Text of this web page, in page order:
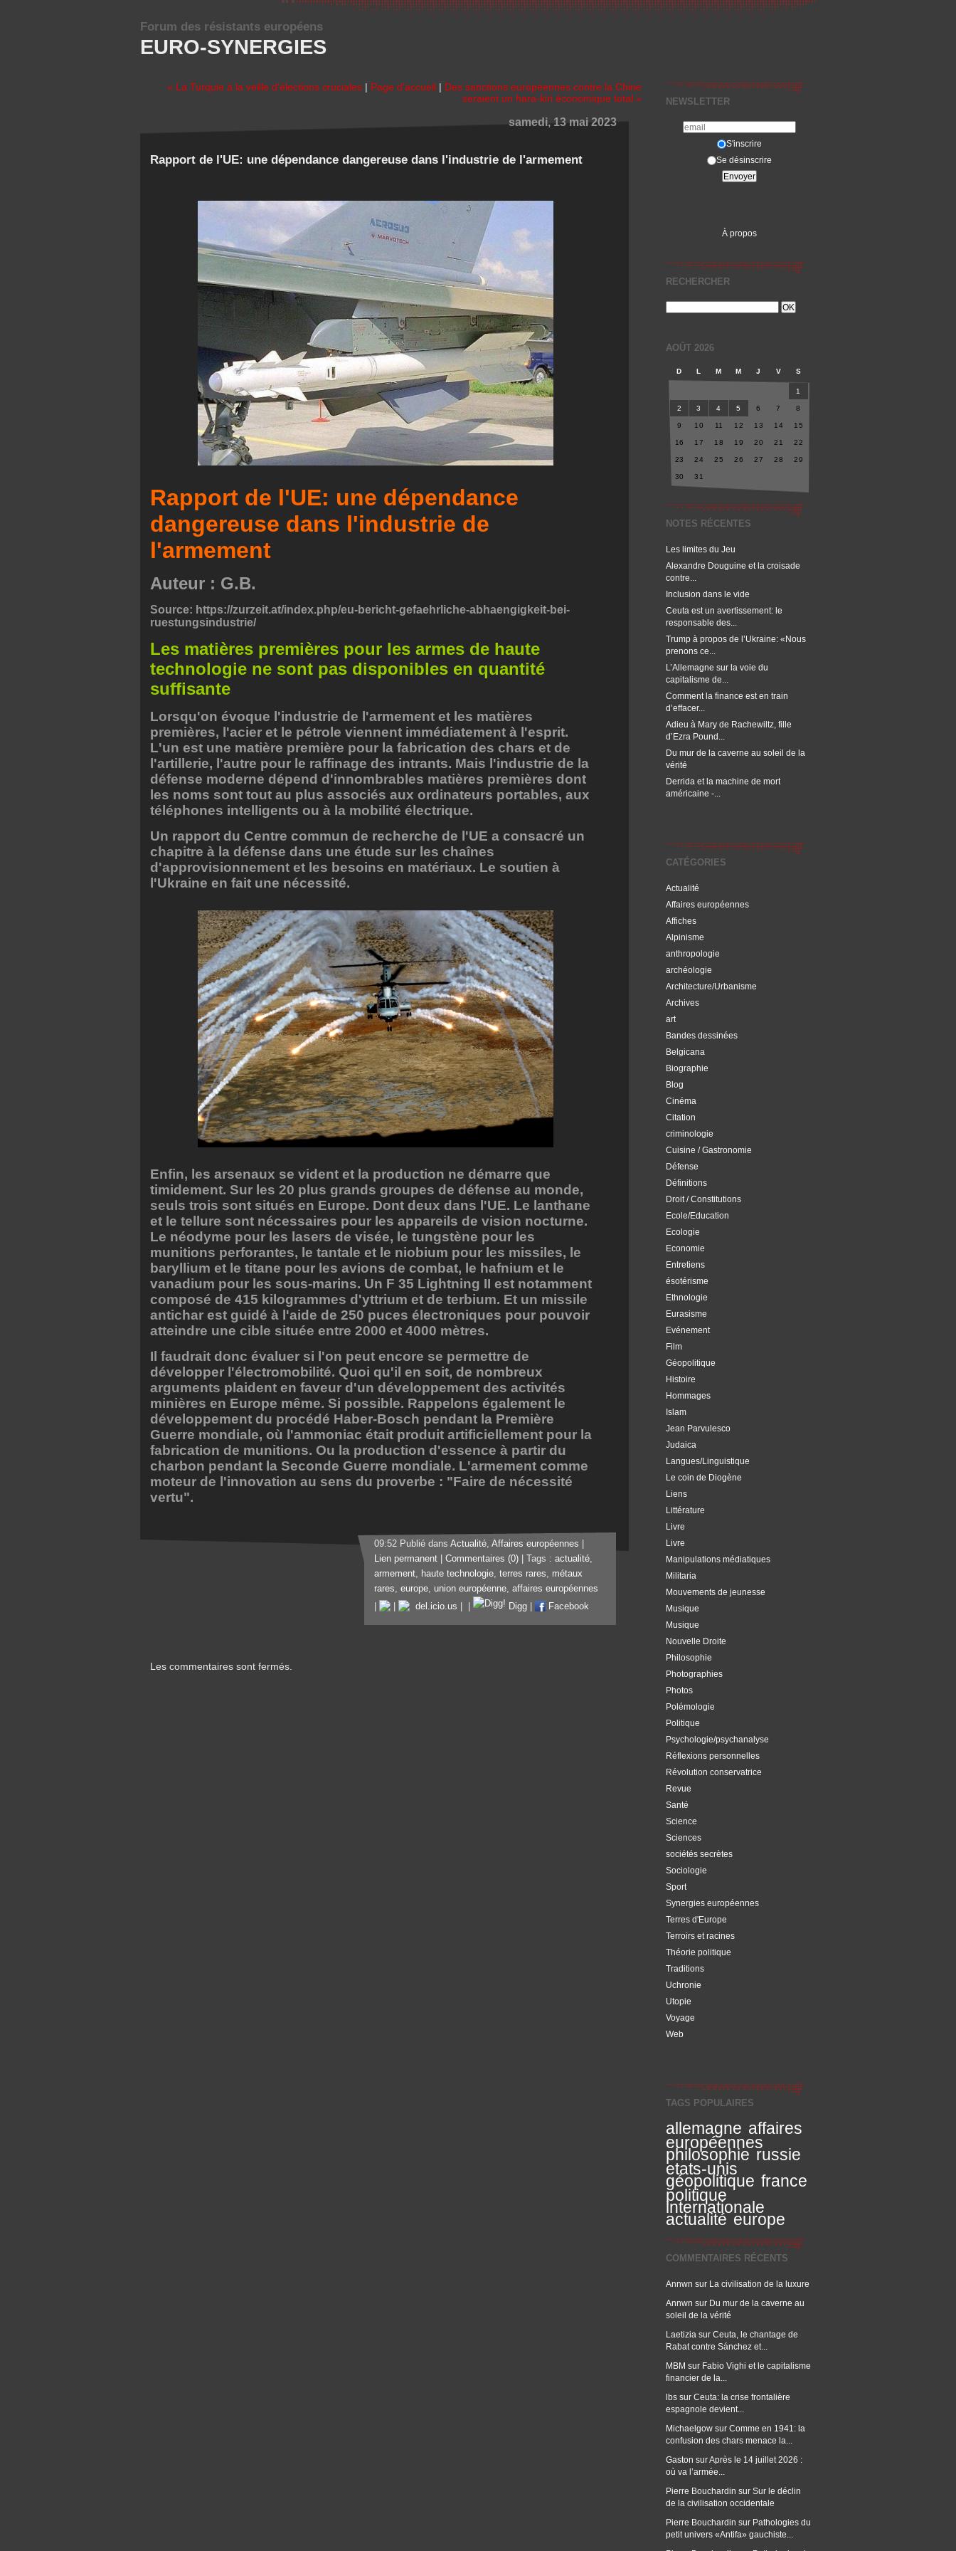
EURO-SYNERGIES
Forum des résistants européens
NEWSLETTER
S'inscrire
Se désinscrire
À propos
RECHERCHER
AOÛT 2026
D L M M J V S
1
2 3 4 5 6 7 8
9 10 11 12 13 14 15
16 17 18 19 20 21 22
23 24 25 26 27 28 29
30 31
NOTES RÉCENTES
Les limites du Jeu
Alexandre Douguine et la croisade
contre...
Inclusion dans le vide
Ceuta est un avertissement: le
responsable des...
Trump à propos de l’Ukraine: «Nous
prenons ce...
L’Allemagne sur la voie du
capitalisme de...
Comment la finance est en train
d’effacer...
Adieu à Mary de Rachewiltz, fille
d’Ezra Pound...
Du mur de la caverne au soleil de la
vérité
Derrida et la machine de mort
américaine -...
CATÉGORIES
Actualité
Affaires européennes
Affiches
Alpinisme
anthropologie
archéologie
Architecture/Urbanisme
Archives
art
Bandes dessinées
Belgicana
Biographie
Blog
Cinéma
Citation
criminologie
Cuisine / Gastronomie
Défense
Définitions
Droit / Constitutions
Ecole/Education
Ecologie
Economie
Entretiens
ésotérisme
Ethnologie
Eurasisme
Evénement
Film
Géopolitique
Histoire
Hommages
Islam
Jean Parvulesco
Judaica
Langues/Linguistique
Le coin de Diogène
Liens
Littérature
Livre
Livre
Manipulations médiatiques
Militaria
Mouvements de jeunesse
Musique
Musique
Nouvelle Droite
Philosophie
Photographies
Photos
Polémologie
Politique
Psychologie/psychanalyse
Réflexions personnelles
Révolution conservatrice
Revue
Santé
Science
Sciences
sociétés secrètes
Sociologie
Sport
Synergies européennes
Terres d'Europe
Terroirs et racines
Théorie politique
Traditions
Uchronie
Utopie
Voyage
Web
TAGS POPULAIRES
allemagne affaires
européennes
philosophie russie
etats-unis
géopolitique france
politique
internationale
actualité europe
COMMENTAIRES RÉCENTS
Annwn sur La civilisation de la luxure
Annwn sur Du mur de la caverne au
soleil de la vérité
Laetizia sur Ceuta, le chantage de
Rabat contre Sánchez et...
MBM sur Fabio Vighi et le capitalisme
financier de la...
lbs sur Ceuta: la crise frontalière
espagnole devient...
Michaelgow sur Comme en 1941: la
confusion des chars menace la...
Gaston surAprès le 14 juillet 2026 :
où va l’armée...
Pierre Bouchardin sur Sur le déclin
de la civilisation occidentale
Pierre Bouchardin sur Pathologies du
petit univers «Antifa» gauchiste...
« La Turquie à la veille d'élections cruciales | Page d'accueil | Des sanctions européennes contre la Chine
seraient un hara-kiri économique total »
samedi, 13 mai 2023
Rapport de l'UE: une dépendance dangereuse dans l'industrie de l'armement
Rapport de l'UE: une dépendance
dangereuse dans l'industrie de
l'armement
Auteur : G.B.
Source: https://zurzeit.at/index.php/eu-bericht-gefaehrliche-abhaengigkeit-bei-
ruestungsindustrie/
Les matières premières pour les armes de haute
technologie ne sont pas disponibles en quantité
suffisante
Lorsqu'on évoque l'industrie de l'armement et les matières
premières, l'acier et le pétrole viennent immédiatement à l'esprit.
L'un est une matière première pour la fabrication des chars et de
l'artillerie, l'autre pour le raffinage des intrants. Mais l'industrie de la
défense moderne dépend d'innombrables matières premières dont
les noms sont tout au plus associés aux ordinateurs portables, aux
téléphones intelligents ou à la mobilité électrique.
Un rapport du Centre commun de recherche de l'UE a consacré un
chapitre à la défense dans une étude sur les chaînes
d'approvisionnement et les besoins en matériaux. Le soutien à
l'Ukraine en fait une nécessité.
Enfin, les arsenaux se vident et la production ne démarre que
timidement. Sur les 20 plus grands groupes de défense au monde,
seuls trois sont situés en Europe. Dont deux dans l'UE. Le lanthane
et le tellure sont nécessaires pour les appareils de vision nocturne.
Le néodyme pour les lasers de visée, le tungstène pour les
munitions perforantes, le tantale et le niobium pour les missiles, le
baryllium et le titane pour les avions de combat, le hafnium et le
vanadium pour les sous-marins. Un F 35 Lightning II est notamment
composé de 415 kilogrammes d'yttrium et de terbium. Et un missile
antichar est guidé à l'aide de 250 puces électroniques pour pouvoir
atteindre une cible située entre 2000 et 4000 mètres.
Il faudrait donc évaluer si l'on peut encore se permettre de
développer l'électromobilité. Quoi qu'il en soit, de nombreux
arguments plaident en faveur d'un développement des activités
minières en Europe même. Si possible. Rappelons également le
développement du procédé Haber-Bosch pendant la Première
Guerre mondiale, où l'ammoniac était produit artificiellement pour la
fabrication de munitions. Ou la production d'essence à partir du
charbon pendant la Seconde Guerre mondiale. L'armement comme
moteur de l'innovation au sens du proverbe : "Faire de nécessité
vertu".
09:52 Publié dans Actualité, Affaires européennes
Lien permanent
Commentaires (0) | Tags : actualité,
armement, haute technologie, terres rares, métaux
rares, europe, union européenne, affaires européennes
del.icio.us Digg Facebook
Les commentaires sont fermés.